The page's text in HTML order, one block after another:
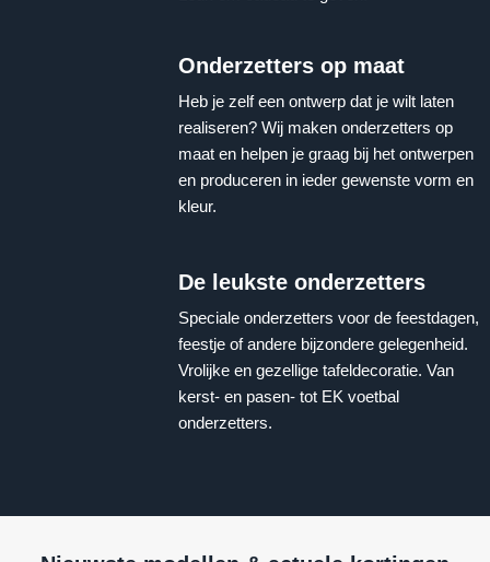
Onderzetters op maat
Heb je zelf een ontwerp dat je wilt laten
realiseren? Wij maken onderzetters op
maat en helpen je graag bij het ontwerpen
en produceren in ieder gewenste vorm en
kleur.
De leukste onderzetters
Speciale onderzetters voor de feestdagen,
feestje of andere bijzondere gelegenheid.
Vrolijke en gezellige tafeldecoratie. Van
kerst- en pasen- tot EK voetbal
onderzetters.